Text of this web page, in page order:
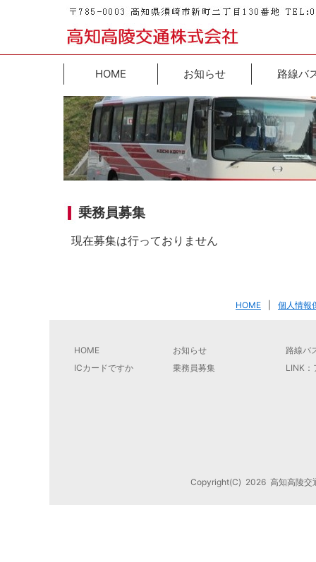
HOME お知らせ 路線バ
乗務員募集
現在募集は行っておりません
HOME 個人情報
HOME
ICカードですか
お知らせ
乗務員募集
路線バ
LINK：
Copyright(C) 2026 高知高陵